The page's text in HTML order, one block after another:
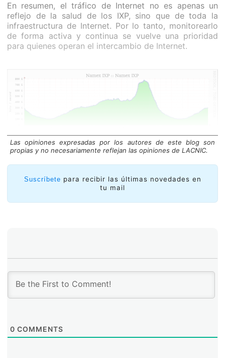
En resumen, el tráfico de Internet no es apenas un
reflejo de la salud de los IXP, sino que de toda la
infraestructura de Internet. Por lo tanto, monitorearlo
de forma activa y continua se vuelve una prioridad
para quienes operan el intercambio de Internet.
Tráfico de Internet en Namex, el IXP en Roma
Aclaración: La imagen anterior muestra la típica gráfica
de tráfico de Internet de un IXP. El eje vertical
representa la unidad de medida de la velocidad de
también las gráficas semanales, mensuales y anuales.
El término ‘’picos de tráfico” refieren al valor más alto
en un período específico. Por ejemplo, en la imagen
anterior el pico de tráfico de Internet es de 784,04
Gb/s.
Las opiniones expresadas por los autores de este blog son
propias y no necesariamente reflejan las opiniones de LACNIC.
Suscríbete para recibir las últimas novedades en
tu mail
0 COMMENTS